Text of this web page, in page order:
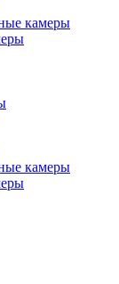
камеры
камеры